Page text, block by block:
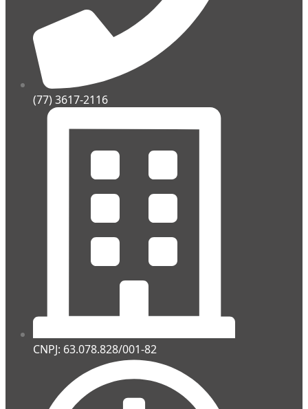
(77) 3617-2116
CNPJ: 63.078.828/001-82